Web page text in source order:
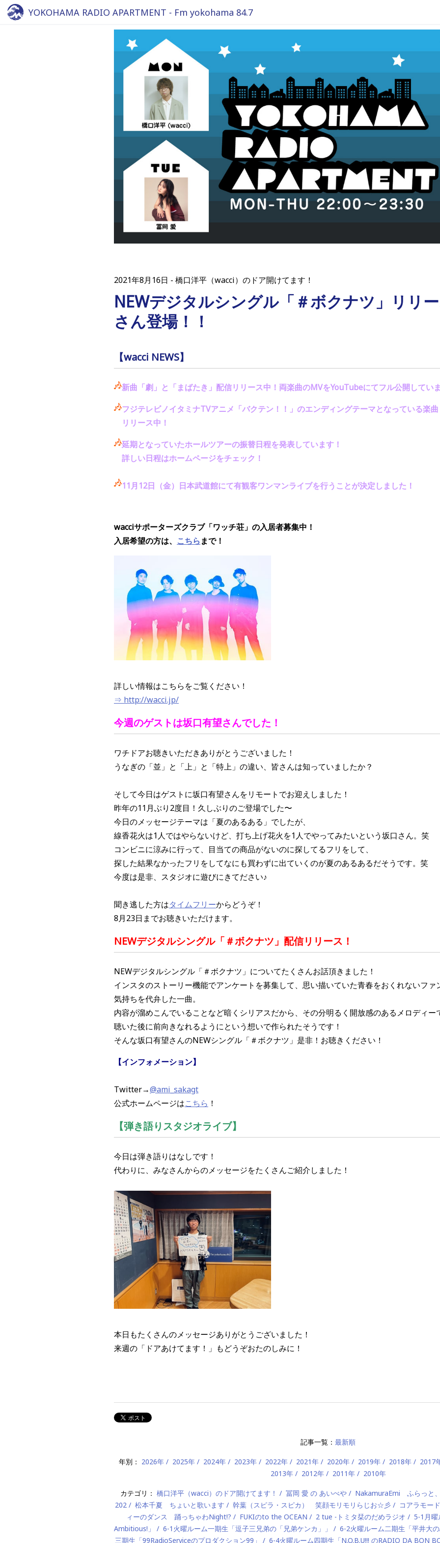
YOKOHAMA RADIO APARTMENT - Fm yokohama 84.7
2021年8月16日 橋口洋平（wacci）のドア開けてます！
NEWデジタルシングル「＃ボクナツ」リリ
さん登場！！
【wacci NEWS】
新曲「劇」と「まばたき」配信リリース中！両楽曲のMVをYouTubeにてフル公開してい
フジテレビノイタミナTVアニメ「バクテン！！」のエンディングテーマとなっている楽曲
リリース中！
延期となっていたホールツアーの振替日程を発表しています！
詳しい日程はホームページをチェック！
11月12日（金）日本武道館にて有観客ワンマンライブを行うことが決定しました！
wacciサポーターズクラブ「ワッチ荘」の入居者募集中 ！
入居希望の方は、 こちら まで！
詳しい情報はこちらをご覧ください！
⇒ http://wacci.jp/
今週のゲストは坂口有望さんでした！
ワチドアお聴きいただきありがとうございました！
うなぎの「並」と「上」と「特上」の違い、皆さんは知っていましたか？
そして今日はゲストに坂口有望さんをリモートでお迎えしました！
昨年の11月ぶり2度目！久しぶりのご登場でした〜
今日のメッセージテーマは「夏のあるある」でしたが、
線香花火は1人ではやらないけど、打ち上げ花火を1人でやってみたいという坂口さん。笑
コンビニに涼みに行って、目当ての商品がないのに探してるフリをして、
探した結果なかったフリをしてなにも買わずに出ていくのが夏のあるあるだそうです。笑
今度は是非、スタジオに遊びにきてださい♪
聞き逃した方はタイムフリーからどうぞ！
8月23日までお聴きいただけます。
NEWデジタルシングル「＃ボクナツ」配信リリース ！
NEWデジタルシングル「＃ボクナツ」についてたくさんお話頂きました！
インスタのストーリー機能でアンケートを募集して、思い描いていた青春をおくれないファ
気持ちを代弁した一曲。
内容が溜めこんでいることなど暗くシリアスだから、その分明るく開放感のあるメロディー
聴いた後に前向きなれるようにという想いで作られたそうです！
そんな坂口有望さんのNEWシングル「＃ボクナツ」是非！お聴きください！
【インフォメーション】
Twitter→@ami_sakagt
公式ホームページはこちら ！
【弾き語りスタジオライブ】
今日は弾き語りはなしです！
代わりに、みなさんからのメッセージをたくさんご紹介しました！
本日もたくさんのメッセージありがとうございました！
来週の「ドアあけてます！」もどうぞおたのしみに！
記事一覧： 最新順
年別： 2026年 2025年 2024年 2023年 2022年 2021年 2020年 2019年 2018年 2017
2013年
2012年 2011年 2010年
カテゴリ： 橋口洋平（wacci）のドア開けてます！ 冨岡 愛 の あいべや NakamuraEmi ふらっと
202
松本千夏 ちょいと歌います 幹葉（スピラ・スピカ） 笑顔モリモリらじお☆彡 コアラモー
ィーのダンス 踊っちゃわNight!?
FUKIのto the OCEAN 2 tue -トミタ栞のだめラジオ
5-1月曜
Ambitious!」
6-1火曜ルーム一期生「逗子三兄弟の「兄弟ケンカ」」 6-2火曜ルーム二期生「平井大
三期生「99RadioServiceのプロダクション99」
6-4火曜ルーム四期生「N.O.B.U!!! のRADIO DA BON